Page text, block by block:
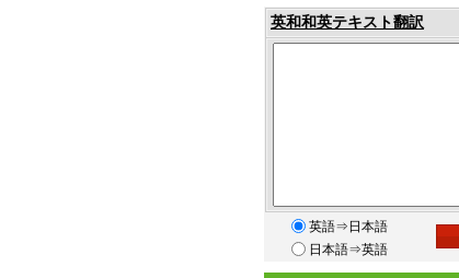
英和和英テキスト翻訳
英語⇒日本語
日本語⇒英語